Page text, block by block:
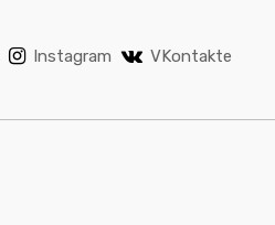
Instagram VKontakte